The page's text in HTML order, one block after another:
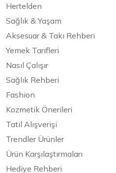
Hertelden
Sağlık & Yaşam
Aksesuar & Takı Rehberi
Yemek Tarifleri
Nasıl Çalışır
Sağlık Rehberi
Fashion
Kozmetik Önerileri
Tatil Alışverişi
Trendler Ürünler
Ürün Karşılaştırmaları
Hediye Rehberi